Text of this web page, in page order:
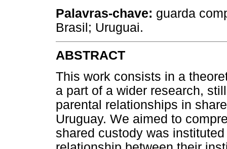
Palavras-chave: guarda
Brasil; Uruguai.
ABSTRACT
This work consists in a
a part of a wider research,
parental relationships in
Uruguay. We aimed to
shared custody was